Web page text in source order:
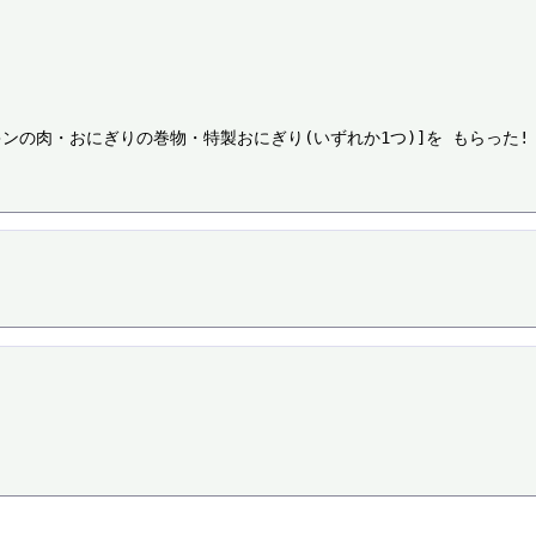
の肉・おにぎりの巻物・特製おにぎり(いずれか1つ)]を もらった!